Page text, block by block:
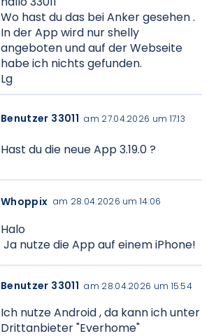
Wo hast du das bei Anker gesehen .
In der App wird nur shelly
angeboten und auf der Webseite
habe ich nichts gefunden.
Lg
Benutzer 33011 am 27.04.2026 um 17:13
Hast du die neue App 3.19.0 ?
Whoppix am 28.04.2026 um 14:06
Halo
Ja nutze die App auf einem iPhone!
Benutzer 33011 am 28.04.2026 um 15:54
Ich nutze Android , da kann ich unter
Drittanbieter "Everhome"